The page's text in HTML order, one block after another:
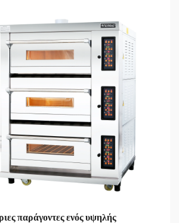
παράγοντες ενός υψηλής